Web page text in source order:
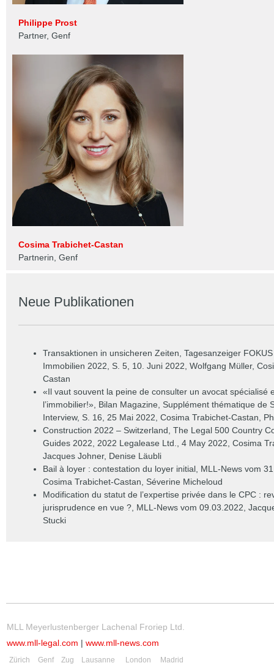
Philippe Prost
Partner, Genf
Cosima Trabichet-Castan
Partnerin, Genf
Neue Publikationen
Transaktionen in unsicheren Zeiten, Tagesanzeiger
Immobilien 2022, S. 5, 10. Juni 2022, Wolfgang Müller,
Castan
«Il vaut souvent la peine de consulter un avocat spécialisé
l’immobilier!» , Bilan Magazine, Supplément thématique de
Interview, S. 16, 25 Mai 2022, Cosima Trabichet-Castan
Construction 2022 – Switzerland , The Legal 500 Country
Guides 2022, 2022 Legalease Ltd., 4 May 2022, Cosima
Jacques Johner, Denise Läubli
Bail à loyer : contestation du loyer initial, MLL-News vom
Cosima Trabichet-Castan, Séverine Micheloud
Modification du statut de l’expertise privée dans le CPC :
jurisprudence en vue ?, MLL-News vom 09.03.2022,
Stucki
MLL Meyerlustenberger Lachenal Froriep Ltd.
www.mll-legal.com | www.mll-news.com
Zürich Genf Zug Lausanne London Madrid